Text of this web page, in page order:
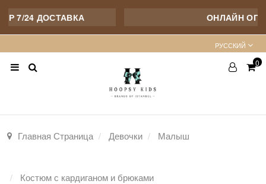
24 ДОСТАВКА ОНЛАЙН ОПТОМ
PУССКИЙ
0
Главная Страница Девочки Малыш
Костюм с кардиганом и брюками